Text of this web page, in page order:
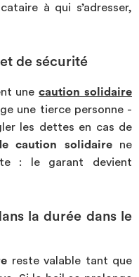
à qui s’adresser,
de sécurité
unecaution solidaire
une tierce personne -
les dettes en cas de
caution solidairene
: le garant devient
la durée dans le
reste valable tant que